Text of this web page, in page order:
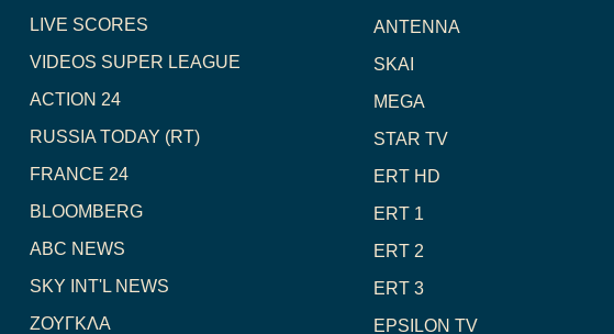
LIVE SCORES
VIDEOS SUPER LEAGUE
ACTION 24
RUSSIA TODAY (RT)
FRANCE 24
BLOOMBERG
ABC NEWS
SKY INT'L NEWS
ΖΟΥΓΚΛΑ
ANTENNA
SKAI
MEGA
STAR TV
ERT HD
ERT 1
ERT 2
ERT 3
EPSILON TV